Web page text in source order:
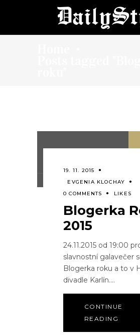
19. 11. 2015
EVGENIA KLOCHAY
0 COMMENTS
LIKES
Blogerka
2015
24.11.2015 od 19:00
slavnostní galavečer
Blogerka roku a to v
divadle Karlín.
CONTINUE
READING